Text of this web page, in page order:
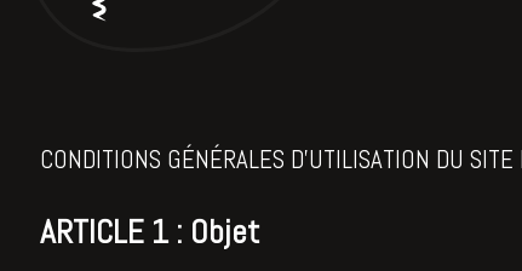
CONDITIONS GÉNÉRALES D'UTILISATION DU
ARTICLE 1 : Objet